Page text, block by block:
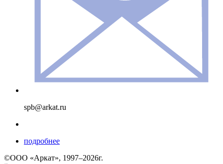
spb@arkat.ru
подробнее
©ООО «Аркат», 1997–2026г.